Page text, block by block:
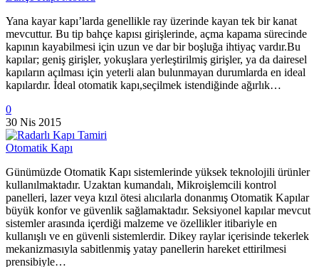
Yana kayar kapı’larda genellikle ray üzerinde kayan tek bir kanat
mevcuttur. Bu tip bahçe kapısı girişlerinde, açma kapama sürecinde
kapının kayabilmesi için uzun ve dar bir boşluğa ihtiyaç vardır.Bu
kapılar; geniş girişler, yokuşlara yerleştirilmiş girişler, ya da dairesel
kapıların açılması için yeterli alan bulunmayan durumlarda en ideal
kapılardır. İdeal otomatik kapı,seçilmek istendiğinde ağırlık…
0
30 Nis 2015
Otomatik Kapı
Günümüzde Otomatik Kapı sistemlerinde yüksek teknolojili ürünler
kullanılmaktadır. Uzaktan kumandalı, Mikroişlemcili kontrol
panelleri, lazer veya kızıl ötesi alıcılarla donanmış Otomatik Kapılar
büyük konfor ve güvenlik sağlamaktadır. Seksiyonel kapılar mevcut
sistemler arasında içerdiği malzeme ve özellikler itibariyle en
kullanışlı ve en güvenli sistemlerdir. Dikey raylar içerisinde tekerlek
mekanizmasıyla sabitlenmiş yatay panellerin hareket ettirilmesi
prensibiyle…